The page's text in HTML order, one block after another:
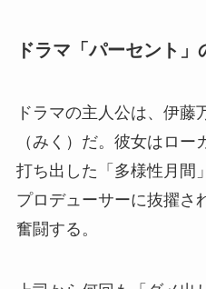
ドラマ「パーセント」
ドラマの主人公は、伊
（みく）だ。彼女はロ
打ち出した「多様性月間
プロデューサーに抜擢さ
奮闘する。